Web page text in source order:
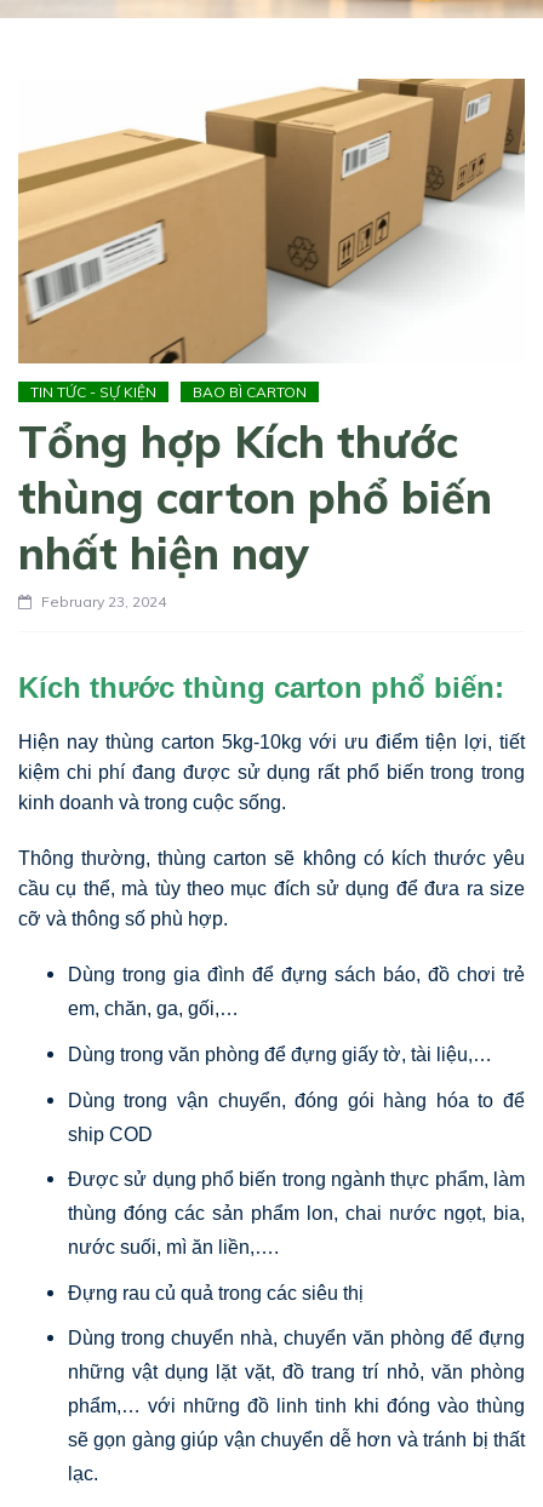
TIN TỨC - SỰ KIỆN BAO BÌ CARTON
Tổng hợp Kích thước
thùng carton phổ biến
nhất hiện nay
February 23, 2024
Kích thước thùng carton phổ biến:
Hiện nay thùng carton 5kg-10kg với ưu điểm tiện lợi, tiết
kiệm chi phí đang được sử dụng rất phổ biến trong trong
kinh doanh và trong cuộc sống.
Thông thường, thùng carton sẽ không có kích thước yêu
cầu cụ thể, mà tùy theo mục đích sử dụng để đưa ra size
cỡ và thông số phù hợp.
Dùng trong gia đình để đựng sách báo, đồ chơi trẻ
em, chăn, ga, gối,…
Dùng trong văn phòng để đựng giấy tờ, tài liệu,…
Dùng trong vận chuyển, đóng gói hàng hóa to để
ship COD
Được sử dụng phổ biến trong ngành thực phẩm, làm
thùng đóng các sản phẩm lon, chai nước ngọt, bia,
nước suối, mì ăn liền,….
Đựng rau củ quả trong các siêu thị
Dùng trong chuyển nhà, chuyển văn phòng để đựng
những vật dụng lặt vặt, đồ trang trí nhỏ, văn phòng
phẩm,… với những đồ linh tinh khi đóng vào thùng
sẽ gọn gàng giúp vận chuyển dễ hơn và tránh bị thất
lạc.